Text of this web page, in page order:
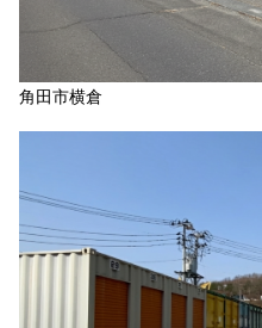
角田市横倉